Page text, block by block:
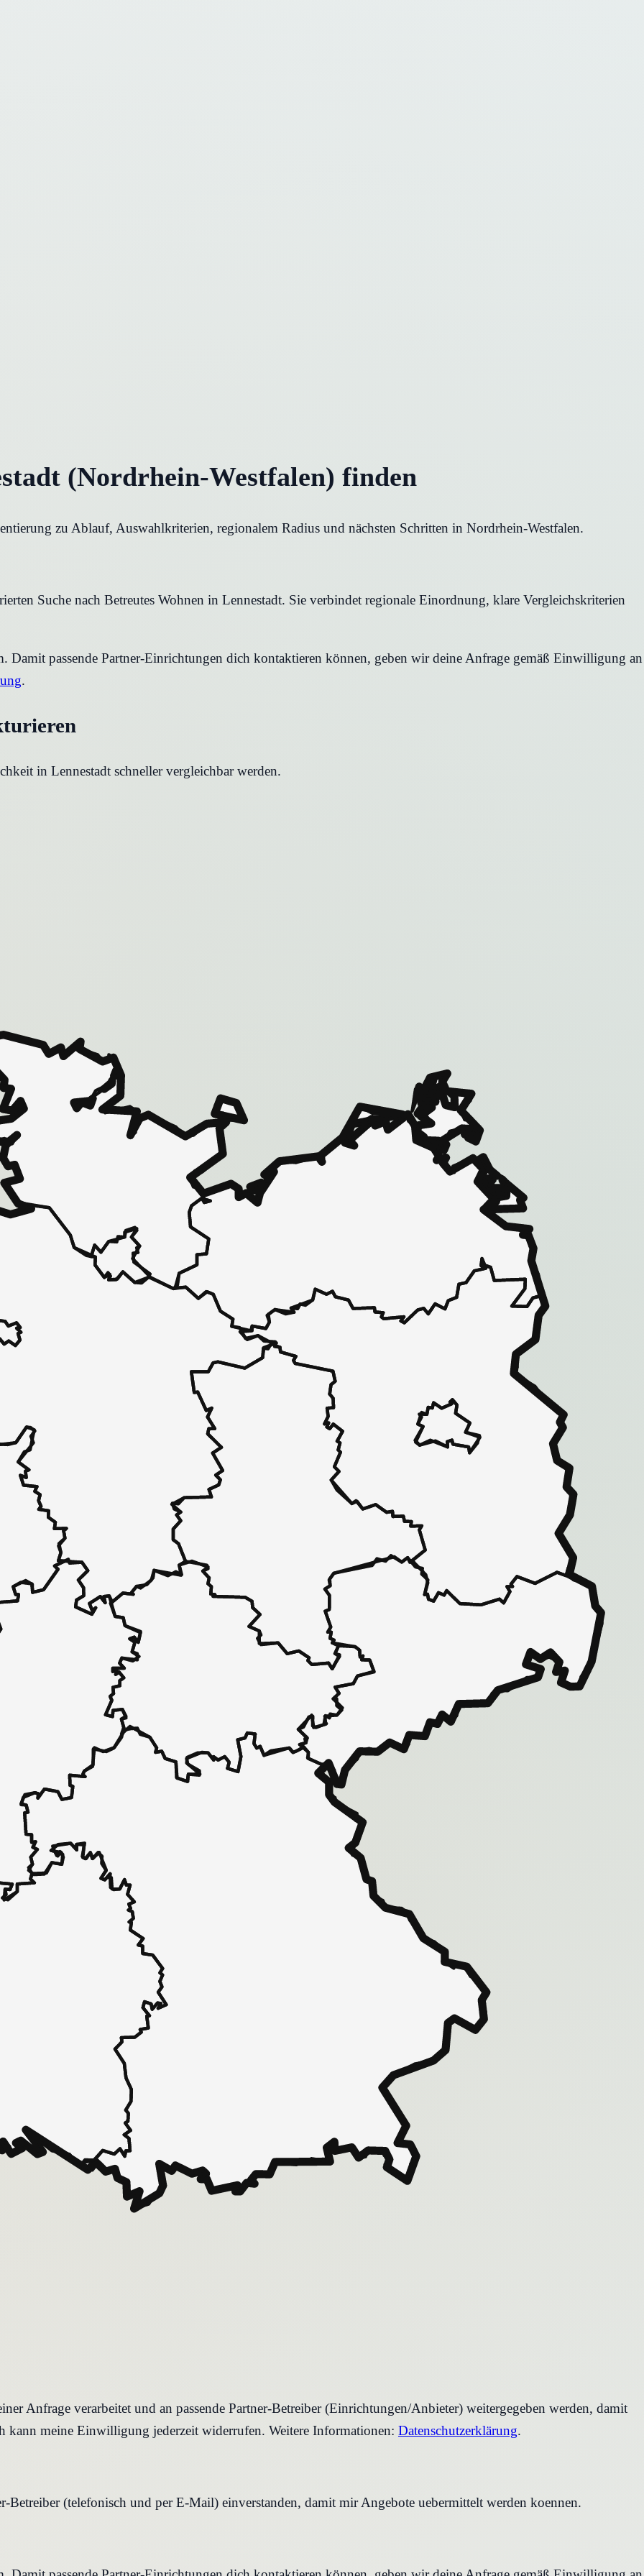
(Nordrhein-Westfalen) finden
zu Ablauf, Auswahlkriterien, regionalem Radius und nächsten Schritten in Nordrhein-Westfalen.
Suche nach Betreutes Wohnen in Lennestadt. Sie verbindet regionale Einordnung, klare Vergleichskriterien
passende Partner-Einrichtungen dich kontaktieren können, geben wir deine Anfrage gemäß Einwilligung an
.
in Lennestadt schneller vergleichbar werden.
in 30 Sekunden zu einem Pflegeplatz
bei Ihnen.
Anfrage verarbeitet und an passende Partner-Betreiber (Einrichtungen/Anbieter) weitergegeben werden, damit
kann meine Einwilligung jederzeit widerrufen. Weitere Informationen: Datenschutzerklärung.
Betreiber (telefonisch und per E-Mail) einverstanden, damit mir Angebote uebermittelt werden koennen.